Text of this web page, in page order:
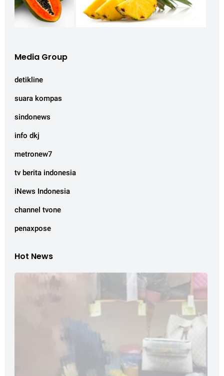
Media Group
detikline
suara kompas
sindonews
info dkj
metronew7
tv berita indonesia
iNews Indonesia
channel tvone
penaxpose
Hot News